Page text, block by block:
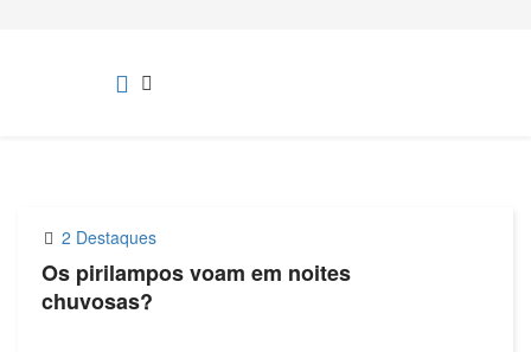
2 Destaques
Os pirilampos voam em noites
chuvosas?